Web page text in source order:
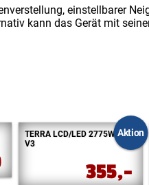
einstellbarer
kann das Gerät mit
Aktion
TERRA LCD/LED 2775W PV
V3
355,-